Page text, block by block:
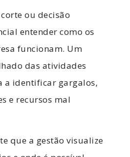
ou decisão
entender como os
funcionam. Um
das atividades
a identificar gargalos,
e recursos mal
que a gestão visualize